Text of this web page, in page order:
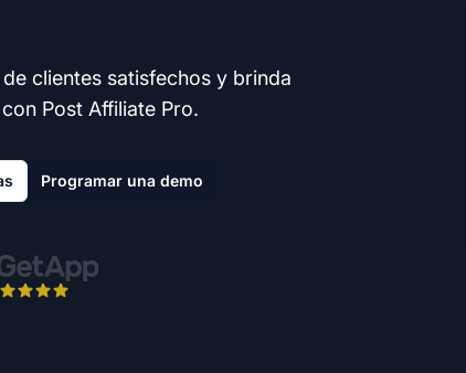
clientes satisfechos y brinda
Post Affiliate Pro.
Programar una demo